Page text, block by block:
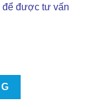
để được tư vấn
số lượng